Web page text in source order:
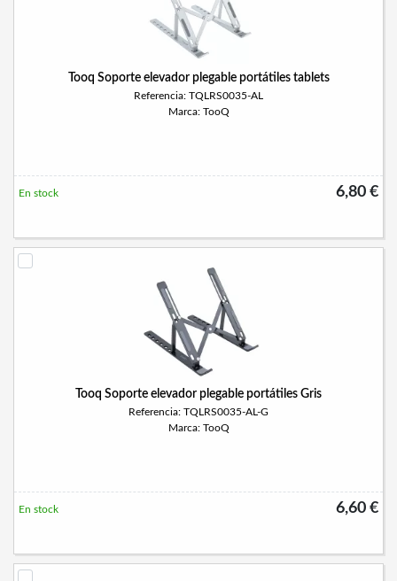
Tooq Soporte elevador plegable portátiles tablets
Referencia: TQLRS0035-AL
Marca: TooQ
6,80 €
En stock
Tooq Soporte elevador plegable portátiles Gris
Referencia: TQLRS0035-AL-G
Marca: TooQ
6,60 €
En stock